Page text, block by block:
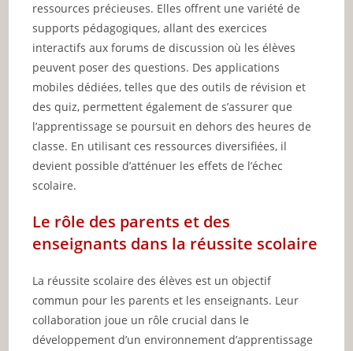
ressources précieuses. Elles offrent une variété de
supports pédagogiques, allant des exercices
interactifs aux forums de discussion où les élèves
peuvent poser des questions. Des applications
mobiles dédiées, telles que des outils de révision et
des quiz, permettent également de s’assurer que
l’apprentissage se poursuit en dehors des heures de
classe. En utilisant ces ressources diversifiées, il
devient possible d’atténuer les effets de l’échec
scolaire.
Le rôle des parents et des
enseignants dans la réussite scolaire
La réussite scolaire des élèves est un objectif
commun pour les parents et les enseignants. Leur
collaboration joue un rôle crucial dans le
développement d’un environnement d’apprentissage